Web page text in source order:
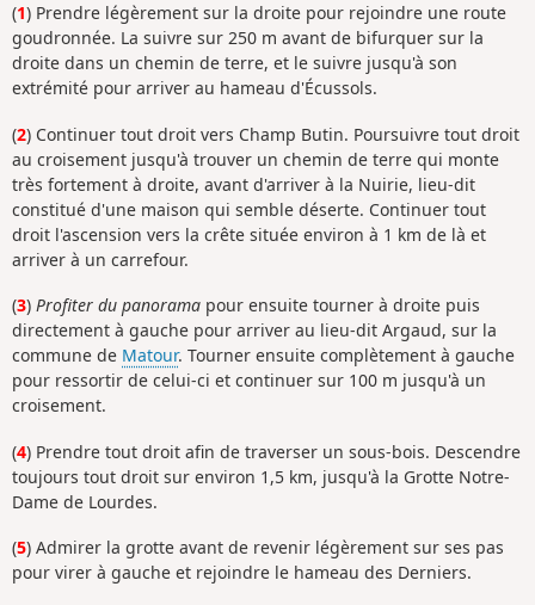
(1) Prendre légèrement sur la droite pour rejoindre une route
goudronnée. La suivre sur 250 m avant de bifurquer sur la
droite dans un chemin de terre, et le suivre jusqu'à son
extrémité pour arriver au hameau d'Écussols.
(2) Continuer tout droit vers Champ Butin. Poursuivre tout droit
au croisement jusqu'à trouver un chemin de terre qui monte
très fortement à droite, avant d'arriver à la Nuirie, lieu-dit
constitué d'une maison qui semble déserte. Continuer tout
droit l'ascension vers la crête située environ à 1 km de là et
arriver à un carrefour.
(3) Profiter du panorama pour ensuite tourner à droite puis
directement à gauche pour arriver au lieu-dit Argaud, sur la
commune de Matour. Tourner ensuite complètement à gauche
pour ressortir de celui-ci et continuer sur 100 m jusqu'à un
croisement.
(4) Prendre tout droit afin de traverser un sous-bois. Descendre
toujours tout droit sur environ 1,5 km, jusqu'à la Grotte Notre-
Dame de Lourdes.
(5) Admirer la grotte avant de revenir légèrement sur ses pas
pour virer à gauche et rejoindre le hameau des Derniers.